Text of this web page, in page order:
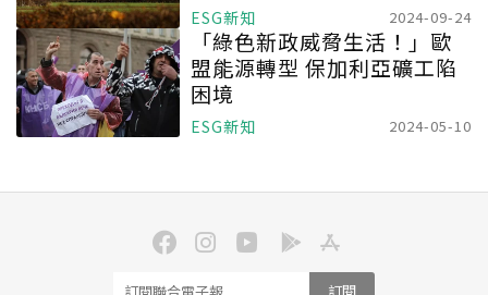
ESG新知 2024-09-24
「綠色新政威脅生活！」歐
盟能源轉型 保加利亞礦工陷
困境
ESG新知 2024-05-10